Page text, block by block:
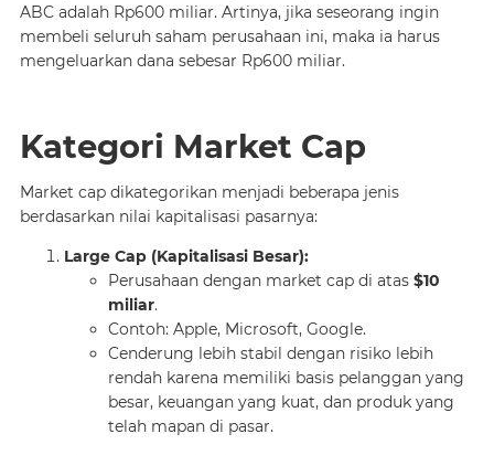
ABC adalah Rp600 miliar. Artinya, jika seseorang ingin
membeli seluruh saham perusahaan ini, maka ia harus
mengeluarkan dana sebesar Rp600 miliar.
Kategori Market Cap
Market cap dikategorikan menjadi beberapa jenis
berdasarkan nilai kapitalisasi pasarnya:
Large Cap (Kapitalisasi Besar):
Perusahaan dengan market cap di atas $10
miliar.
Contoh: Apple, Microsoft, Google.
Cenderung lebih stabil dengan risiko lebih
rendah karena memiliki basis pelanggan yang
besar, keuangan yang kuat, dan produk yang
telah mapan di pasar.